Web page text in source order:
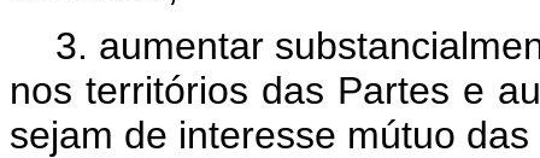
3. aumentar
nos territórios das Partes e
sejam de interesse mútuo das